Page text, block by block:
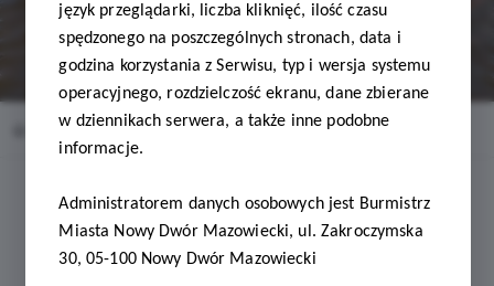
Home Oferty Baza Pontonowa Everal
Regulamin i warunki
język przeglądarki, liczba kliknięć, ilość czasu
spędzonego na poszczególnych stronach, data i
godzina korzystania z Serwisu, typ i wersja systemu
operacyjnego, rozdzielczość ekranu, dane zbierane
w dziennikach serwera, a także inne podobne
informacje.
Administratorem danych osobowych jest Burmistrz
Miasta Nowy Dwór Mazowiecki, ul. Zakroczymska
30, 05-100 Nowy Dwór Mazowiecki